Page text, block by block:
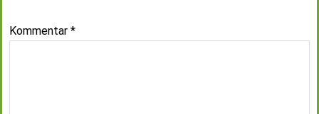
Kommentar *